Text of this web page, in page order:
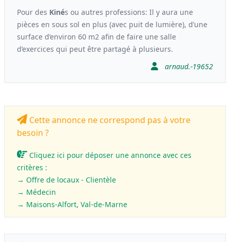
Pour des Kinés ou autres professions: Il y aura une
pièces en sous sol en plus (avec puit de lumière), d’une
surface d’environ 60 m2 afin de faire une salle
d’exercices qui peut être partagé à plusieurs.
arnaud.-19652
Cette annonce ne correspond pas à votre
besoin ?
Cliquez ici pour déposer une annonce avec ces
critères :
→ Offre de locaux - Clientèle
→ Médecin
→ Maisons-Alfort, Val-de-Marne